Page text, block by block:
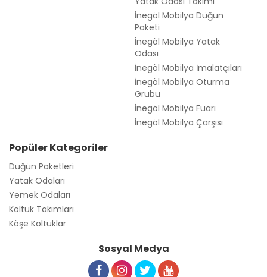
İnegöl Mobilya Düğün
Paketi
İnegöl Mobilya Yatak
Odası
İnegöl Mobilya İmalatçıları
İnegöl Mobilya Oturma
Grubu
İnegöl Mobilya Fuarı
İnegöl Mobilya Çarşısı
Popüler Kategoriler
Düğün Paketleri
Yatak Odaları
Yemek Odaları
Koltuk Takımları
Köşe Koltuklar
Sosyal Medya